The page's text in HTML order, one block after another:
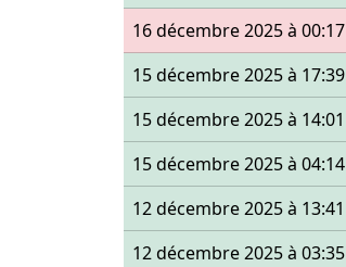
16 décembre 2025 à 00:17
15 décembre 2025 à 17:39
15 décembre 2025 à 14:01
15 décembre 2025 à 04:14
12 décembre 2025 à 13:41
12 décembre 2025 à 03:35